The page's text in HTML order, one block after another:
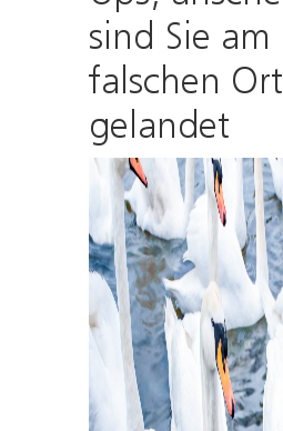
sind Sie am
falschen Ort
gelandet